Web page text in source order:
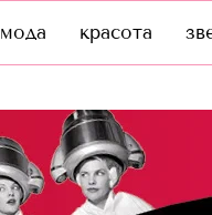
мода красота